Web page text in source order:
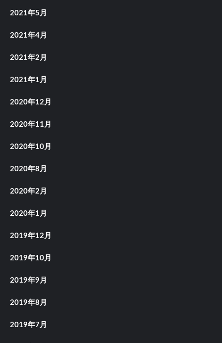
2021年5月
2021年4月
2021年2月
2021年1月
2020年12月
2020年11月
2020年10月
2020年8月
2020年2月
2020年1月
2019年12月
2019年10月
2019年9月
2019年8月
2019年7月